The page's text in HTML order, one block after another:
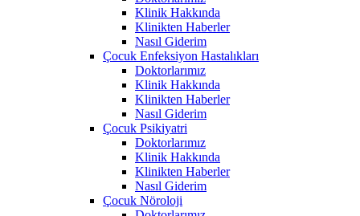
Klinik Hakkında
Klinikten Haberler
Nasıl Giderim
Çocuk Enfeksiyon Hastalıkları
Doktorlarımız
Klinik Hakkında
Klinikten Haberler
Nasıl Giderim
Çocuk Psikiyatri
Doktorlarımız
Klinik Hakkında
Klinikten Haberler
Nasıl Giderim
Çocuk Nöroloji